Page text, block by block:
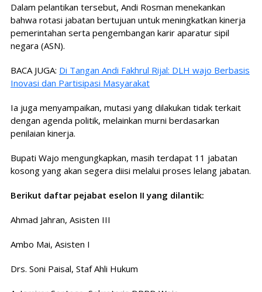
Dalam pelantikan tersebut, Andi Rosman menekankan
bahwa rotasi jabatan bertujuan untuk meningkatkan kinerja
pemerintahan serta pengembangan karir aparatur sipil
negara (ASN).
BACA JUGA: Di Tangan Andi Fakhrul Rijal: DLH wajo Berbasis
Inovasi dan Partisipasi Masyarakat
Ia juga menyampaikan, mutasi yang dilakukan tidak terkait
dengan agenda politik, melainkan murni berdasarkan
penilaian kinerja.
Bupati Wajo mengungkapkan, masih terdapat 11 jabatan
kosong yang akan segera diisi melalui proses lelang jabatan.
Berikut daftar pejabat eselon II yang dilantik:
Ahmad Jahran, Asisten III
Ambo Mai, Asisten I
Drs. Soni Paisal, Staf Ahli Hukum